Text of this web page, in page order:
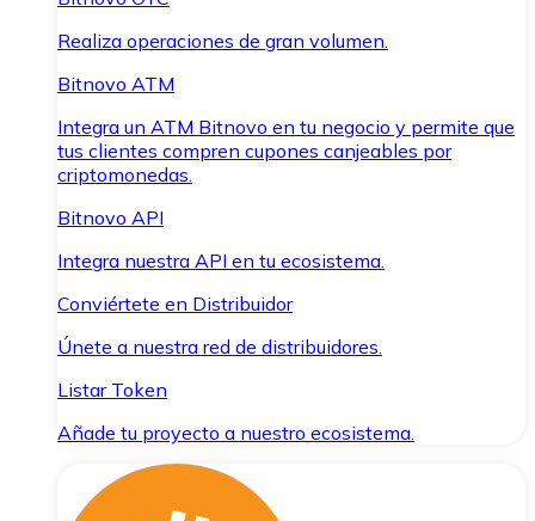
Realiza operaciones de gran volumen.
Bitnovo ATM
Integra un ATM Bitnovo en tu negocio y permite que
tus clientes compren cupones canjeables por
criptomonedas.
Bitnovo API
Integra nuestra API en tu ecosistema.
Conviértete en Distribuidor
Únete a nuestra red de distribuidores.
Listar Token
Añade tu proyecto a nuestro ecosistema.